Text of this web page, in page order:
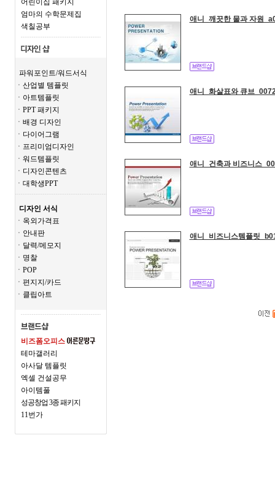
어린이집 패키지
엄마의 수학문제집
색칠공부
파워포인트/워드서식
ㆍ산업별 템플릿
ㆍ아트템플릿
ㆍPPT 패키지
ㆍ배경 디자인
ㆍ다이어그램
ㆍ프리미엄디자인
ㆍ워드템플릿
ㆍ디자인콘텐츠
ㆍ대학생PPT
디자인 서식
ㆍ옥외가격표
ㆍ안내판
ㆍ달력/메모지
ㆍ명찰
ㆍPOP
ㆍ편지지/카드
ㆍ클립아트
비즈폼오피스
테마갤러리
아사달 템플릿
엑셀 건설공무
아이템풀
성공창업 3종 패키지
11번가
애니_깨끗한 물과 자원
애니_화살표와 큐브
애니_건축과 비즈니스
애니_비즈니스템플릿